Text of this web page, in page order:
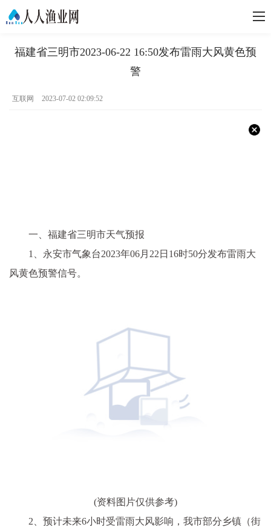
福建省三明市2023-06-22 16:50发布雷雨大风黄色预
警
互联网 2023-07-02 02:09:52
一、福建省三明市天气预报
1、永安市气象台2023年06月22日16时50分发布雷雨大
风黄色预警信号。
(资料图片仅供参考)
2、预计未来6小时受雷雨大风影响，我市部分乡镇（街